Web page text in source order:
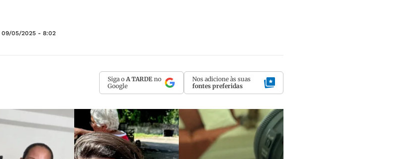
09/05/2025 - 8:02
Siga o A TARDE no
Google
Nos adicione às suas
fontes preferidas